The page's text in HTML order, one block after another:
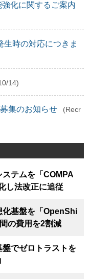
化に関するご案内
時の対応につきま
14)
集のお知らせ
(Recr
テムを「COMPA
し法改正に追従
化基盤を「OpenShi
の費用を2割減
でゼロトラストを